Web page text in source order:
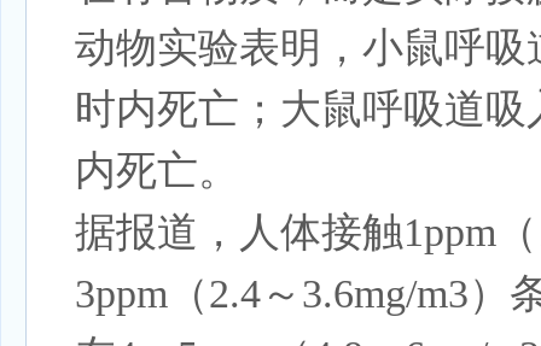
动物实验表明，小鼠呼吸
时内死亡；大鼠呼吸道吸
内死亡。
据报道，人体接触1ppm
3ppm（2.4～3.6mg/m3